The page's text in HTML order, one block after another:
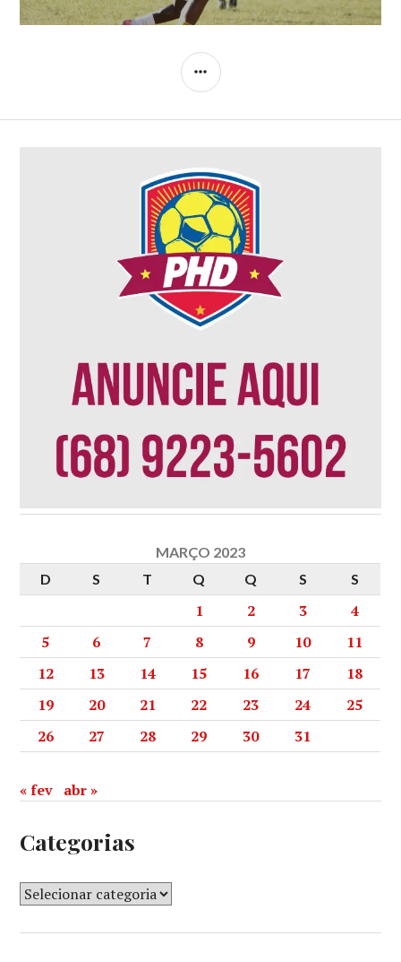
MARÇO 2023
D
S T Q Q S S
1 2 3
4
5
6 7 8 9 10
11
12
13 14 15 16 17
18
19
20 21 22 23 24
25
26
27 28 29 30 31
« fev abr »
Categorias